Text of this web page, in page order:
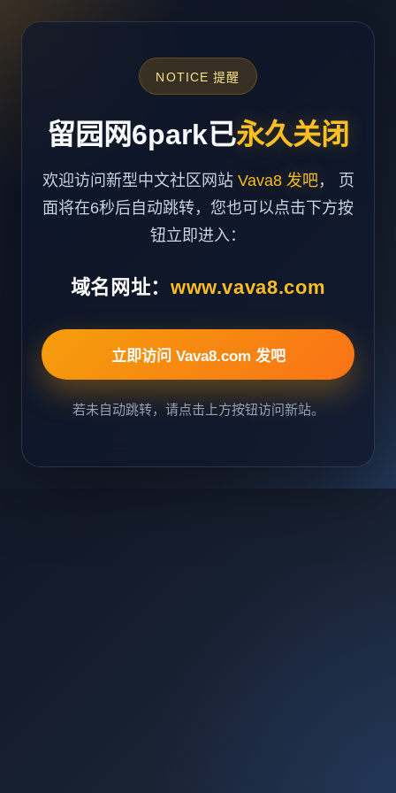
NOTICE 提醒
留园网6park已永久关闭
欢迎访问新型中文社区网站 Vava8 发吧， 页
面将在6秒后自动跳转，您也可以点击下方按
钮立即进入：
域名网址： www.vava8.com
立即访问 Vava8.com 发吧
若未自动跳转，请点击上方按钮访问新站。